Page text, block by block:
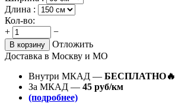
Длина :
Кол-во:
+
−
В корзину
Отложить
Доставка в Москву и МО
Внутри МКАД — БЕСПЛАТНО🔥
За МКАД — 45 руб/км
(подробнее)